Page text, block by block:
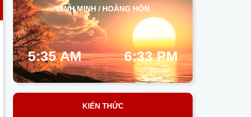
BÌNH MINH / HOÀNG HÔN
5:35 AM 6:33 PM
KIẾN THỨC